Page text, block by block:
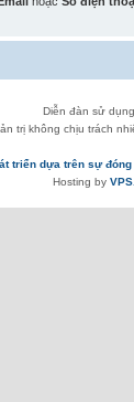
Diễn đàn sử
trị không chịu trách
triển dựa trên sự
Hosting by